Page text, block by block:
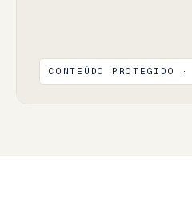
CONTEÚDO PROTEGIDO